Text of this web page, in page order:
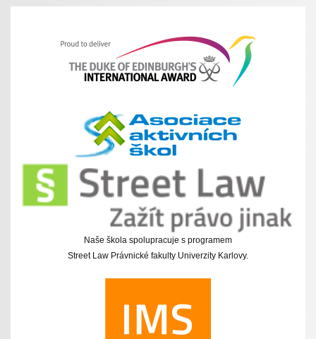
Naše škola spolupracuje s programem
Street Law Právnické fakulty Univerzity Karlovy.